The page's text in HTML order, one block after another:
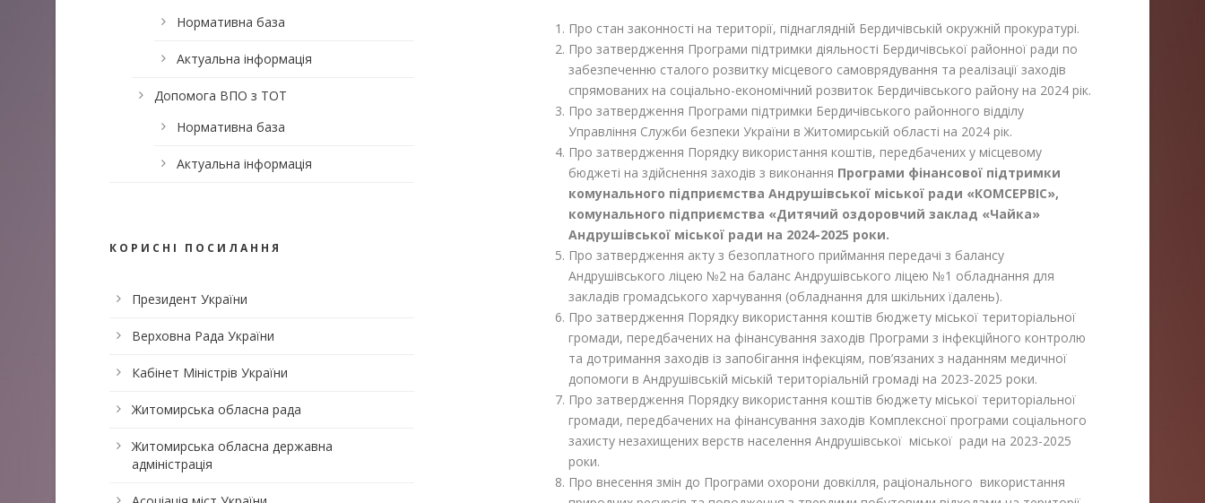
Про стан законності на території, піднаглядній Бердичівській окружній прокуратурі.
Про затвердження Програми підтримки діяльності Бердичівської районної ради по
забезпеченню сталого розвитку місцевого самоврядування та реалізації заходів
спрямованих на соціально-економічний розвиток Бердичівського району на 2024 рік.
Про затвердження Програми підтримки Бердичівського районного відділу
Управління Служби безпеки України в Житомирській області на 2024 рік.
Про затвердження Порядку використання коштів, передбачених у місцевому
бюджеті на здійснення заходів з виконання Програми фінансової підтримки
комунального підприємства Андрушівської міської ради «КОМСЕРВІС»,
комунального підприємства «Дитячий оздоровчий заклад «Чайка»
Андрушівської міської ради на 2024-2025 роки.
Про затвердження акту з безоплатного приймання передачі з балансу
Андрушівського ліцею №2 на баланс Андрушівського ліцею №1 обладнання для
закладів громадського харчування (обладнання для шкільних їдалень).
Про затвердження Порядку використання коштів бюджету міської територіальної
громади, передбачених на фінансування заходів Програми з інфекційного контролю
та дотримання заходів із запобігання інфекціям, пов’язаних з наданням медичної
допомоги в Андрушівській міській територіальній громаді на 2023-2025 роки.
Про затвердження Порядку використання коштів бюджету міської територіальної
громади, передбачених на фінансування заходів Комплексної програми соціального
захисту незахищених верств населення Андрушівської міської ради на 2023-2025
роки.
Про внесення змін до Програми охорони довкілля, раціонального використання
Нормативна база
Актуальна інформація
Допомога ВПО з ТОТ
Нормативна база
Актуальна інформація
КОРИСНІ ПОСИЛАННЯ
Президент України
Верховна Рада України
Кабінет Міністрів України
Житомирська обласна рада
Житомирська обласна державна
адміністрація